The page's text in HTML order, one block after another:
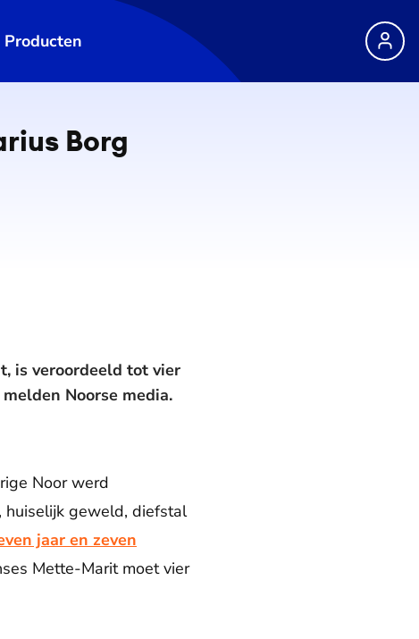
Producten
Borg
is veroordeeld tot vier
Noorse media.
Noor werd
huiselijk geweld, diefstal
jaar en zeven
Mette-Marit moet vier